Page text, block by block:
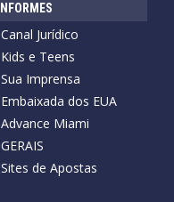
INFORMES
Canal Jurídico
Kids e Teens
Sua Imprensa
Embaixada dos EUA
Advance Miami
GERAIS
Sites de Apostas